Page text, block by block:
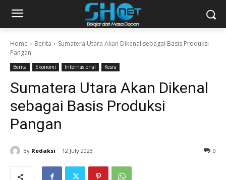
Home Berita
Sumatera Utara Akan Dikenal sebagai Basis Produksi
Pangan
Berita Ekonomi Internasional Kesra
Sumatera Utara Akan Dikenal
sebagai Basis Produksi
Pangan
By Redaksi 12 July 2023 0